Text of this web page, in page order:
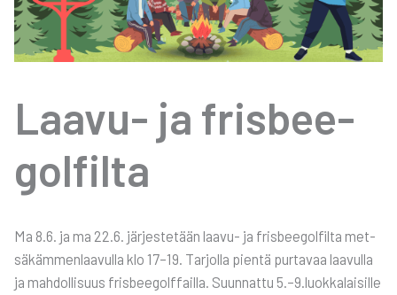
Laa­vu- ja fris­bee­
gol­fil­ta
Ma 8.6. ja ma 22.6. jär­jes­te­tään laa­vu- ja fris­bee­gol­fil­ta met­
sä­käm­men­laa­vul­la klo 17–19. Tar­jol­la pien­tä pur­ta­vaa laa­vul­la
ja mah­dol­li­suus fris­bee­golf­fail­la. Suun­nat­tu 5.–9.luokkalaisille